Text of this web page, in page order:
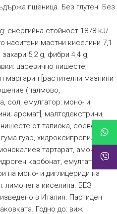
пшеница. Без глутен. Без
енергийна стойност 1878 kJ/
наситени мастни киселини 7,1
5,2 g, фибри 4,4 g,
царевично нишесте,
маргарин [растителни мазнини
(палмово,
сол, емулгатор: моно- и
аромат], малтодекстрини,
от тапиока, соево
гуар, хидроксипропил
тартарат, амониев
карбонат, емулгатор:
на моно- и диглицериди на
лимонена киселина. БЕЗ
в Италия. Партиден
Годно до: виж